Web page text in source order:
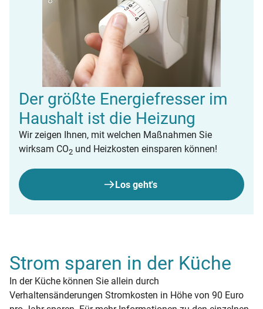
Der größte Energiefresser im
Haushalt ist die Heizung
Wir zeigen Ihnen, mit welchen Maßnahmen Sie
wirksam CO2 und Heizkosten einsparen können!
Los geht's
Strom sparen in der Küche
In der Küche können Sie allein durch
Verhaltensänderungen Stromkosten in Höhe von 90 Euro